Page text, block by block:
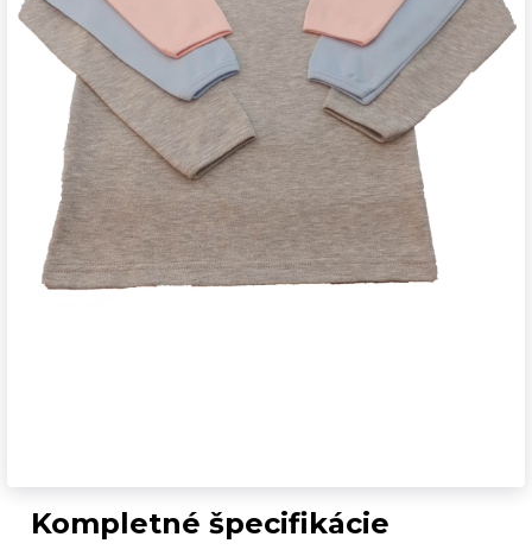
Kompletné špecifikácie